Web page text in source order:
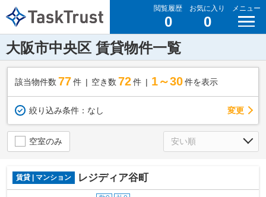
閲覧履歴
0
お気に入り
0
メニュー
大阪市中央区 賃貸物件一覧
該当物件数 77件 空き数 72 件 1～30 件を表示
絞り込み条件： なし 変更
空室のみ
賃貸 | マンション レジディア谷町